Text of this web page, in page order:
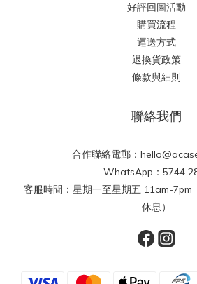
好評回圖活動
購買流程
運送方式
退換貨政策
條款與細則
聯絡我們
合作聯絡電郵：
WhatsApp：5744
客服時間：星期一至星期五 11am-7pm
休息）